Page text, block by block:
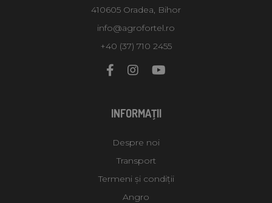
410605 Oradea, Bihor
info@agrofortel.ro
+40 (37) 710 2455
INFORMAŢII
Despre noi
Transport
Termeni și condiții
Angro